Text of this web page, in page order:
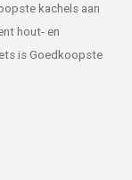
kachels aan
hout- en
is Goedkoopste